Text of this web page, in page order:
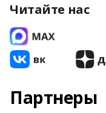
Читайте нас
Партнеры